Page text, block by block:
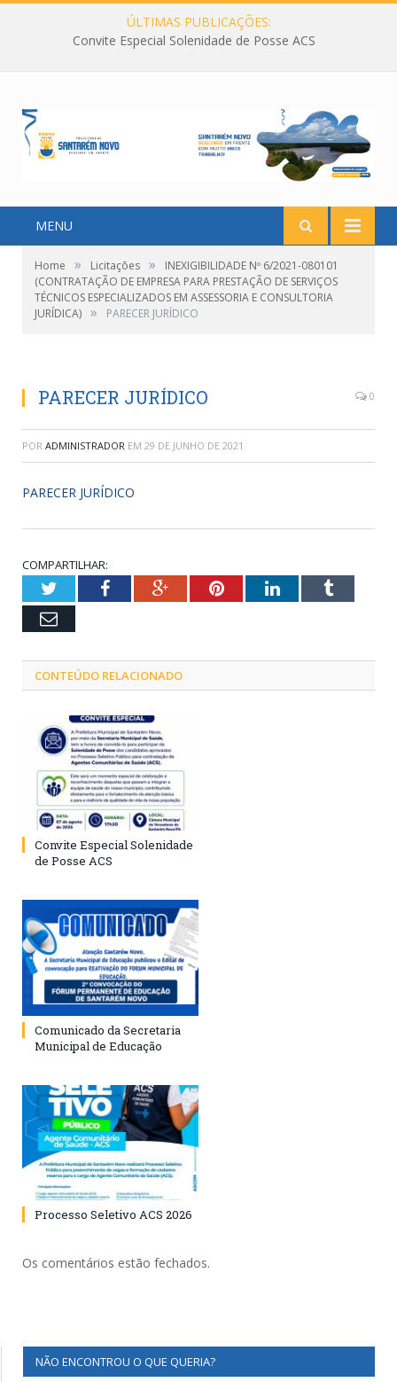
ÚLTIMAS PUBLICAÇÕES:
Convite Especial Solenidade de Posse ACS
MENU
Home » Licitações »
INEXIGIBILIDADE Nº 6/2021-080101
(CONTRATAÇÃO DE EMPRESA PARA PRESTAÇÃO DE SERVIÇOS
TÉCNICOS ESPECIALIZADOS EM ASSESSORIA E CONSULTORIA
JURÍDICA) » PARECER JURÍDICO
PARECER JURÍDICO 0
POR ADMINISTRADOR EM 29 DE JUNHO DE 2021
PARECER JURÍDICO
COMPARTILHAR:
TwitterFacebookGoogle+PinterestLinkedInTumblr
Email
CONTEÚDO RELACIONADO
Convite Especial Solenidade
de Posse ACS
Comunicado da Secretaria
Municipal de Educação
Processo Seletivo ACS 2026
Os comentários estão fechados.
NÃO ENCONTROU O QUE QUERIA?